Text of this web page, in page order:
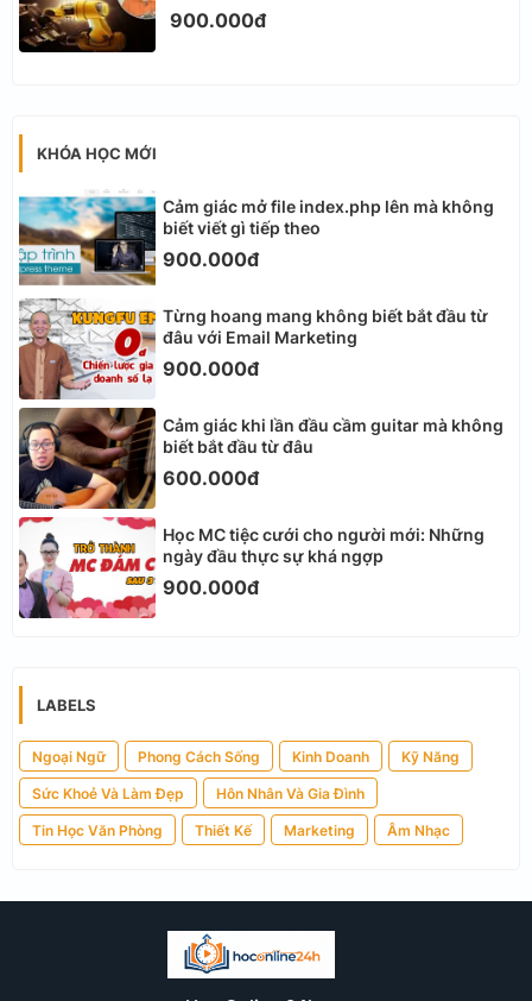
900.000đ
KHÓA HỌC MỚI
Cảm giác mở file index.php lên mà không
biết viết gì tiếp theo
900.000đ
Từng hoang mang không biết bắt đầu từ
đâu với Email Marketing
900.000đ
Cảm giác khi lần đầu cầm guitar mà không
biết bắt đầu từ đâu
600.000đ
Học MC tiệc cưới cho người mới: Những
ngày đầu thực sự khá ngợp
900.000đ
LABELS
Ngoại Ngữ Phong Cách Sống Kinh Doanh Kỹ Năng
Sức Khoẻ Và Làm Đẹp Hôn Nhân Và Gia Đình
Tin Học Văn Phòng Thiết Kế Marketing Âm Nhạc